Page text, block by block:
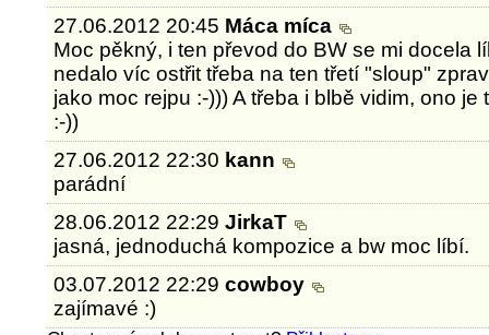
27.06.2012 20:45 Máca míca
Moc pěkný, i ten převod do BW se mi docela
nedalo víc ostřit třeba na ten třetí "sloup"
jako moc rejpu :-))) A třeba i blbě vidim, ono
:-))
27.06.2012 22:30 kann
parádní
28.06.2012 22:29JirkaT
jasná, jednoduchá kompozice a bw moc líbí.
03.07.2012 22:29cowboy
zajímavé :)